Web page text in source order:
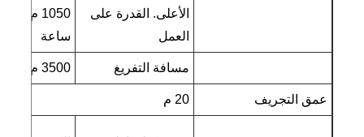
الأعلى. القدرة على
العمل
ساعة
مسافة التفريغ 3500 م
عمق التجريف 20 م